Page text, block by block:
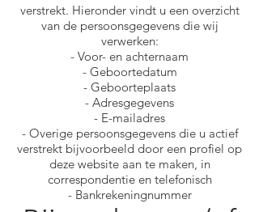
verstrekt. Hieronder vindt u een overzicht
van de persoonsgegevens die wij
verwerken:
- Voor- en achternaam
- Geboortedatum
- Geboorteplaats
- Adresgegevens
- E-mailadres
- Overige persoonsgegevens die u actief
verstrekt bijvoorbeeld door een profiel op
deze website aan te maken, in
correspondentie en telefonisch
- Bankrekeningnummer